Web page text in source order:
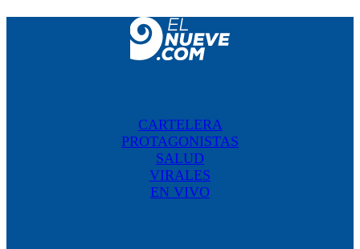
CARTELERA
PROTAGONISTAS
SALUD
VIRALES
EN VIVO